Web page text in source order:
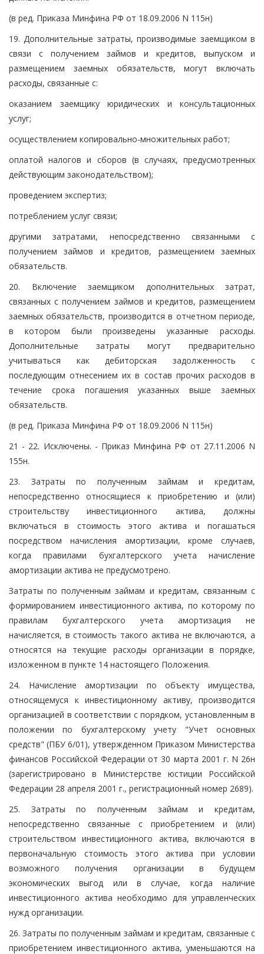
(в ред. Приказа Минфина РФ от 18.09.2006 N 115н)
19. Дополнительные затраты, производимые заемщиком в
связи с получением займов и кредитов, выпуском и
размещением заемных обязательств, могут включать
расходы, связанные с:
оказанием заемщику юридических и консультационных
услуг;
осуществлением копировально-множительных работ;
оплатой налогов и сборов (в случаях, предусмотренных
действующим законодательством);
проведением экспертиз;
потреблением услуг связи;
другими затратами, непосредственно связанными с
получением займов и кредитов, размещением заемных
обязательств.
20. Включение заемщиком дополнительных затрат,
связанных с получением займов и кредитов, размещением
заемных обязательств, производится в отчетном периоде,
в котором были произведены указанные расходы.
Дополнительные затраты могут предварительно
учитываться как дебиторская задолженность с
последующим отнесением их в состав прочих расходов в
течение срока погашения указанных выше заемных
обязательств.
(в ред. Приказа Минфина РФ от 18.09.2006 N 115н)
21 - 22. Исключены. - Приказ Минфина РФ от 27.11.2006 N
155н.
23. Затраты по полученным займам и кредитам,
непосредственно относящиеся к приобретению и (или)
строительству инвестиционного актива, должны
включаться в стоимость этого актива и погашаться
посредством начисления амортизации, кроме случаев,
когда правилами бухгалтерского учета начисление
амортизации актива не предусмотрено.
Затраты по полученным займам и кредитам, связанным с
формированием инвестиционного актива, по которому по
правилам бухгалтерского учета амортизация не
начисляется, в стоимость такого актива не включаются, а
относятся на текущие расходы организации в порядке,
изложенном в пункте 14 настоящего Положения.
24. Начисление амортизации по объекту имущества,
относящемуся к инвестиционному активу, производится
организацией в соответствии с порядком, установленным в
положении по бухгалтерскому учету "Учет основных
средств" (ПБУ 6/01), утвержденном Приказом Министерства
финансов Российской Федерации от 30 марта 2001 г. N 26н
(зарегистрировано в Министерстве юстиции Российской
Федерации 28 апреля 2001 г., регистрационный номер 2689).
25. Затраты по полученным займам и кредитам,
непосредственно связанные с приобретением и (или)
строительством инвестиционного актива, включаются в
первоначальную стоимость этого актива при условии
возможного получения организации в будущем
экономических выгод или в случае, когда наличие
инвестиционного актива необходимо для управленческих
нужд организации.
26. Затраты по полученным займам и кредитам, связанные с
приобретением инвестиционного актива, уменьшаются на